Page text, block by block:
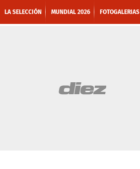
LA SELECCIÓN MUNDIAL 2026 FOTOGALERIAS